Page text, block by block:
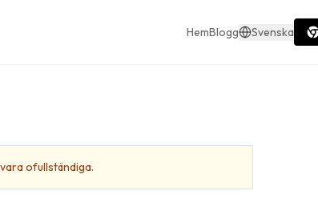
HemBlogg Svenska
ofullständiga.